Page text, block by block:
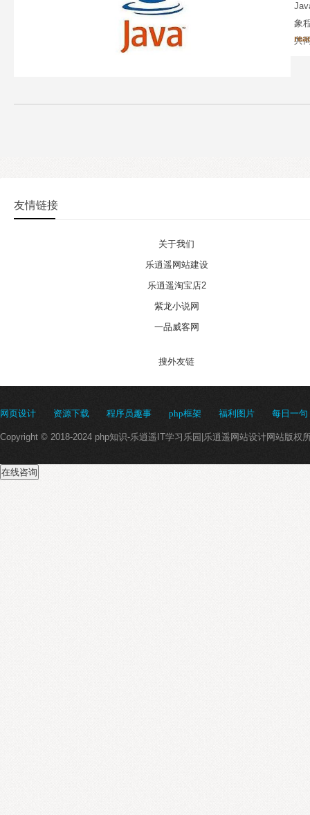
象
共
友情链接
关于我们
乐逍遥网站建设
乐逍遥淘宝店2
紫龙小说网
一品威客网
搜外友链
网页设计 资源下载 程序员趣事 php框架 福利图片 每日一句
Copyright © 2018-2024 php知识-乐逍遥IT学习乐园|乐逍遥网站设计网站版权